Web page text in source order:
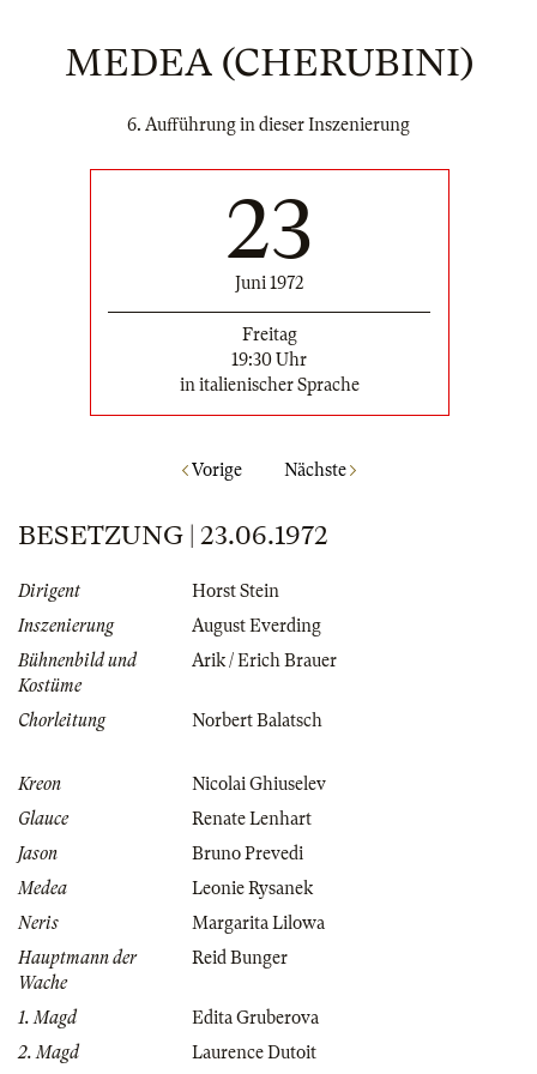
MEDEA (CHERUBINI)
6. Aufführung in dieser Inszenierung
23
Juni 1972
Freitag
19:30 Uhr
in italienischer Sprache
Vorige Nächste
BESETZUNG | 23.06.1972
Dirigent
Horst Stein
Inszenierung
August Everding
Bühnenbild und
Kostüme
Arik / Erich Brauer
Chorleitung Norbert Balatsch
Kreon
Nicolai Ghiuselev
Glauce
Renate Lenhart
Jason
Bruno Prevedi
Medea
Leonie Rysanek
Neris
Margarita Lilowa
Hauptmann der
Wache
Reid Bunger
1. Magd
Edita Gruberova
2. Magd
Laurence Dutoit